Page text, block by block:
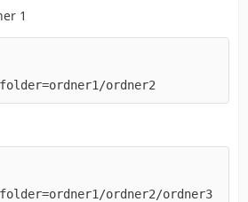
1
ordner2
ordner2/ordner3